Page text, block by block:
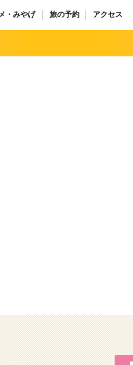
・みやげ 旅の予約 アクセス